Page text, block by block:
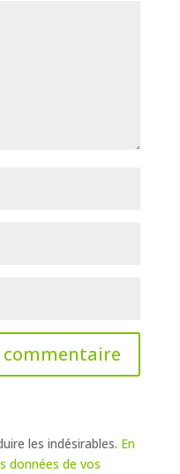
les indésirables. En
données de vos